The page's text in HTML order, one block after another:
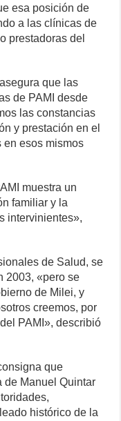
esa posición de
a las clínicas de
prestadoras del
que las
de PAMI desde
las constancias
y prestación en el
en esos mismos
muestra un
familiar y la
intervinientes»,
de Salud, se
2003, «pero se
de Milei, y
creemos, por
PAMI», describió
que
de Manuel Quintar
histórico de la